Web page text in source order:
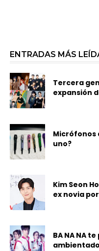
ENTRADAS MÁS
Tercera
expansión
Micrófonos
uno?
Kim Seon
ex novia
BA NA NA